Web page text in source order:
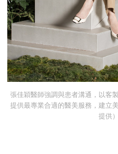
張佳穎醫師強調與患者溝通，以客
提供最專業合適的醫美服務，建立
提供）